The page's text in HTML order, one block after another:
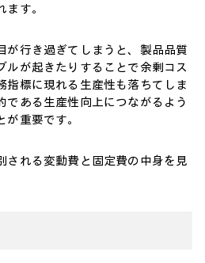
す。
が行き過ぎてしまうと、製品品質
ルが起きたりすることで余剰コス
指標に現れる生産性も落ちてしま
である生産性向上につながるよう
重要です。
される変動費と固定費の中身を見